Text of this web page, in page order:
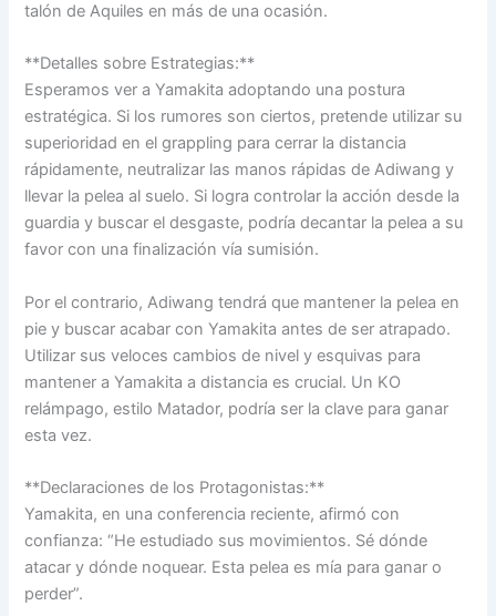
talón de Aquiles en más de una ocasión.
**Detalles sobre Estrategias:**
Esperamos ver a Yamakita adoptando una postura
estratégica. Si los rumores son ciertos, pretende utilizar su
superioridad en el grappling para cerrar la distancia
rápidamente, neutralizar las manos rápidas de Adiwang y
llevar la pelea al suelo. Si logra controlar la acción desde la
guardia y buscar el desgaste, podría decantar la pelea a su
favor con una finalización vía sumisión.
Por el contrario, Adiwang tendrá que mantener la pelea en
pie y buscar acabar con Yamakita antes de ser atrapado.
Utilizar sus veloces cambios de nivel y esquivas para
mantener a Yamakita a distancia es crucial. Un KO
relámpago, estilo Matador, podría ser la clave para ganar
esta vez.
**Declaraciones de los Protagonistas:**
Yamakita, en una conferencia reciente, afirmó con
confianza: “He estudiado sus movimientos. Sé dónde
atacar y dónde noquear. Esta pelea es mía para ganar o
perder”.